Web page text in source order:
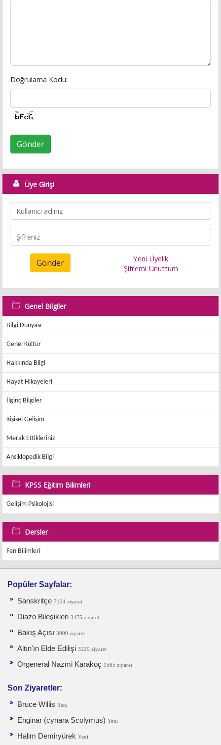
Doğrulama Kodu:
Gönder
Üye Girişi
Gönder
Yeni Üyelik
Şifremi Unuttum
Genel Bilgiler
Bilgi Dünyası
Genel Kültür
Hakkında Bilgi
Hayat Hikayeleri
İlginç Bilgiler
Kişisel Gelişim
Merak Ettikleriniz
Ansiklopedik Bilgi
KPSS Eğitim Bilimleri
Gelişim Psikolojisi
Dersler
Fen Bilimleri
Popüler Sayfalar:
Sanskritçe 7124 ziyaret
Diazo Bileşikleri 3475 ziyaret
Bakış Açısı 3090 ziyaret
Altın'ın Elde Edilişi 3229 ziyaret
Orgeneral Nazmi Karakoç 1565 ziyaret
Son Ziyaretler:
Bruce Willis Yeni
Enginar (cynara Scolymus) Yeni
Halim Demiryürek Yeni